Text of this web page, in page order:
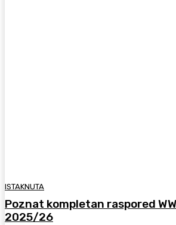
ISTAKNUTA
Poznat kompletan raspored
2025/26